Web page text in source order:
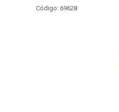
Código: 69628